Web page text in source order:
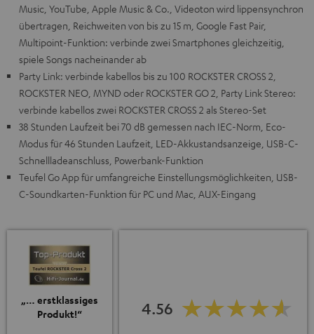
Music, YouTube, Apple Music & Co., Videoton wird lippensynchron
übertragen, Reichweiten von bis zu 15 m, Google Fast Pair,
Multipoint-Funktion: verbinde zwei Smartphones gleichzeitig,
spiele Songs nacheinander ab
Party Link: verbinde kabellos bis zu 100 ROCKSTER CROSS 2,
ROCKSTER NEO, MYND oder ROCKSTER GO 2, Party Link Stereo:
verbinde kabellos zwei ROCKSTER CROSS 2 als Stereo-Set
38 Stunden Laufzeit bei 70 dB gemessen nach IEC-Norm, Eco-
Modus für 46 Stunden Laufzeit, LED-Akkustandsanzeige, USB-C-
Schnellladeanschluss, Powerbank-Funktion
Teufel Go App für umfangreiche Einstellungsmöglichkeiten, USB-
C-Soundkarten-Funktion für PC und Mac, AUX-Eingang
„… erstklassiges
Produkt!“
4.56